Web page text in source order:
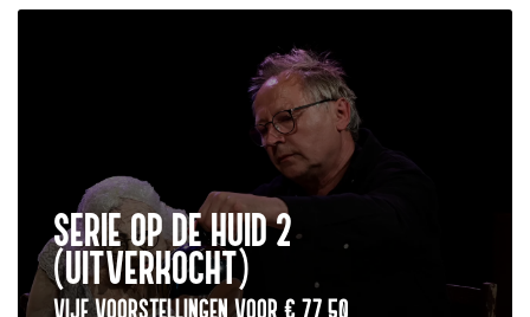
SERIE OP DE HUID 2
(UITVERKOCHT)
VIJF VOORSTELLINGEN VOOR € 77,50